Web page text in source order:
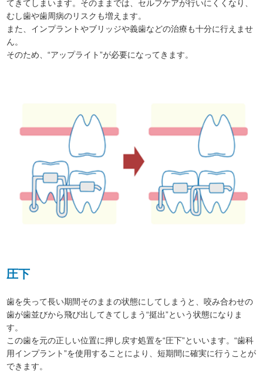
てきてしまいます。そのままでは、セルフケアが行いにくくなり、
むし歯や歯周病のリスクも増えます。
また、インプラントやブリッジや義歯などの治療も十分に行えませ
ん。
そのため、“アップライト”が必要になってきます。
圧下
歯を失って長い期間そのままの状態にしてしまうと、咬み合わせの
歯が歯並びから飛び出してきてしまう“挺出”という状態になりま
す。
この歯を元の正しい位置に押し戻す処置を“圧下”といいます。“歯科
用インプラント”を使用することにより、短期間に確実に行うことが
できます。